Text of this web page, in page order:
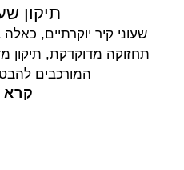
תיקון
שעוני קיר יוקרתיים,
תחזוקה מדוקדקת, תיקון
המורכבים
קרא